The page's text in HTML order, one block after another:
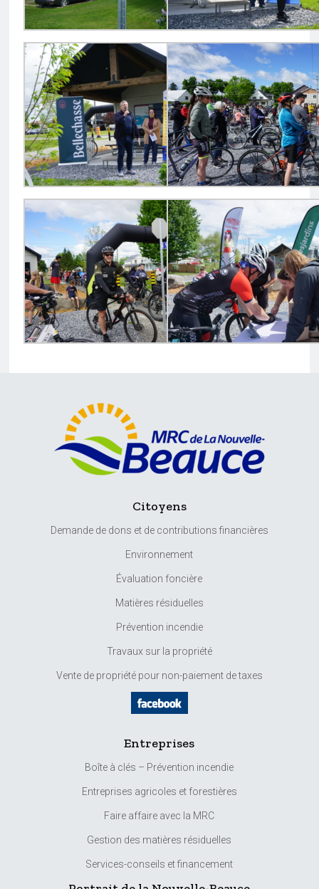
Citoyens
Demande de dons et de contributions financières
Environnement
Évaluation foncière
Matières résiduelles
Prévention incendie
Travaux sur la propriété
Vente de propriété pour non-paiement de taxes
Entreprises
Boîte à clés – Prévention incendie
Entreprises agricoles et forestières
Faire affaire avec la MRC
Gestion des matières résiduelles
Services-conseils et financement